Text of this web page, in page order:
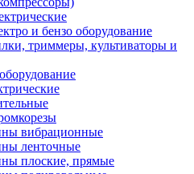
и бензо оборудование
триммеры, культиваторы и
вибрационные
ленточные
плоские, прямые